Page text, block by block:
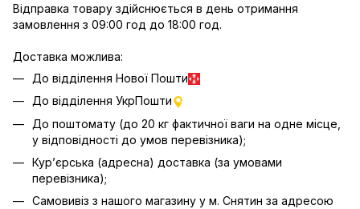
Відправка товару здійснюється в день отримання
замовлення з 09:00 год до 18:00 год.
Доставка можлива:
До відділення Нової Пошти
До відділення УкрПошти
До поштомату (до 20 кг фактичної ваги на одне місце,
у відповідності до умов перевізника);
Кур’єрська (адресна) доставка (за умовами
перевізника);
Самовивіз з нашого магазину у м. Снятин за адресою